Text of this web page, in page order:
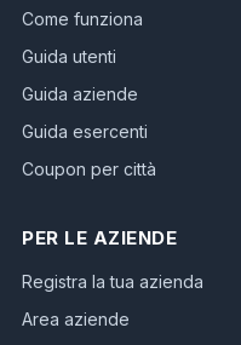
Come funziona
Guida utenti
Guida aziende
Guida esercenti
Coupon per città
PER LE AZIENDE
Registra la tua azienda
Area aziende